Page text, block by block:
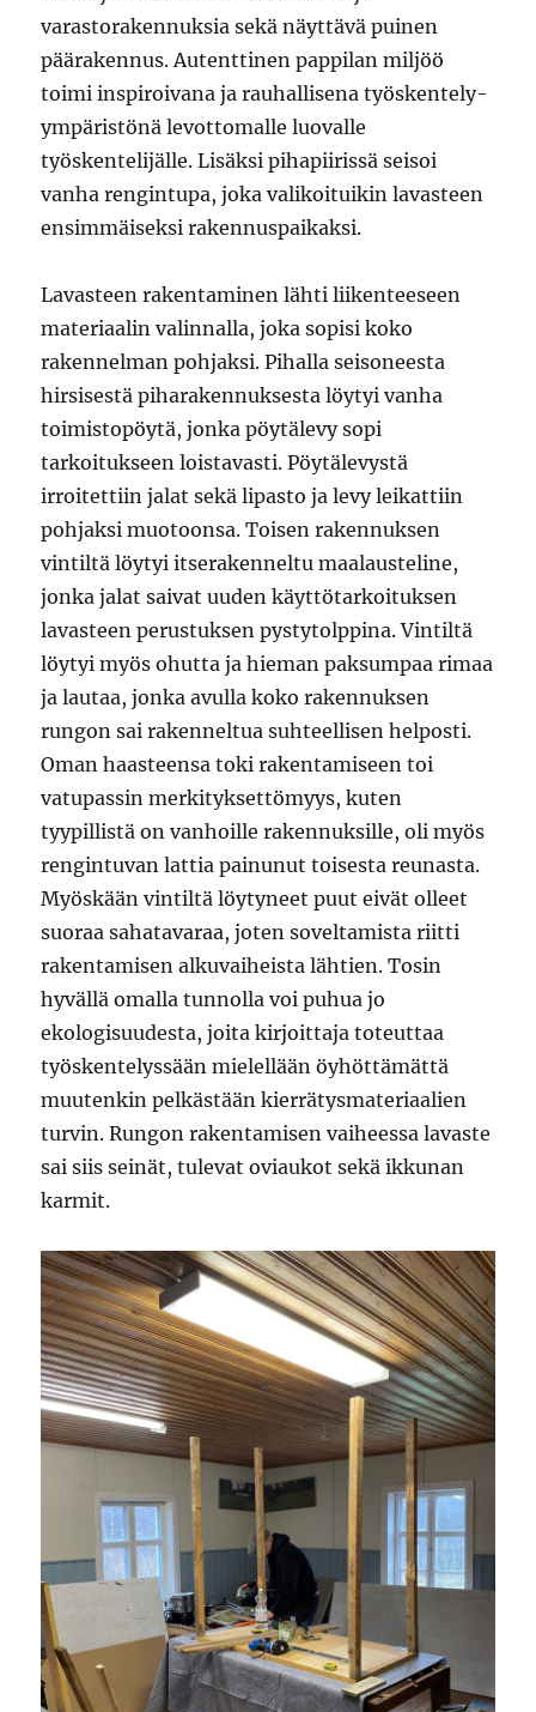
varastorakennuksia sekä näyttävä puinen
päärakennus. Autenttinen pappilan miljöö
toimi inspiroivana ja rauhallisena työskentely-
ympäristönä levottomalle luovalle
työskentelijälle. Lisäksi pihapiirissä seisoi
vanha rengintupa, joka valikoituikin lavasteen
ensimmäiseksi rakennuspaikaksi.
Lavasteen rakentaminen lähti liikenteeseen
materiaalin valinnalla, joka sopisi koko
rakennelman pohjaksi. Pihalla seisoneesta
hirsisestä piharakennuksesta löytyi vanha
toimistopöytä, jonka pöytälevy sopi
tarkoitukseen loistavasti. Pöytälevystä
irroitettiin jalat sekä lipasto ja levy leikattiin
pohjaksi muotoonsa. Toisen rakennuksen
vintiltä löytyi itserakenneltu maalausteline,
jonka jalat saivat uuden käyttötarkoituksen
lavasteen perustuksen pystytolppina. Vintiltä
löytyi myös ohutta ja hieman paksumpaa rimaa
ja lautaa, jonka avulla koko rakennuksen
rungon sai rakenneltua suhteellisen helposti.
Oman haasteensa toki rakentamiseen toi
vatupassin merkityksettömyys, kuten
tyypillistä on vanhoille rakennuksille, oli myös
rengintuvan lattia painunut toisesta reunasta.
Myöskään vintiltä löytyneet puut eivät olleet
suoraa sahatavaraa, joten soveltamista riitti
rakentamisen alkuvaiheista lähtien. Tosin
hyvällä omalla tunnolla voi puhua jo
ekologisuudesta, joita kirjoittaja toteuttaa
työskentelyssään mielellään öyhöttämättä
muutenkin pelkästään kierrätysmateriaalien
turvin. Rungon rakentamisen vaiheessa lavaste
sai siis seinät, tulevat oviaukot sekä ikkunan
karmit.